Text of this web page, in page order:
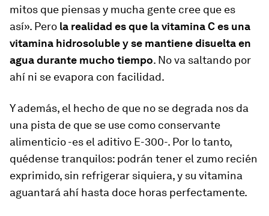
mitos que piensas y mucha gente cree que es
así». Pero la realidad es que la vitamina C es una
vitamina hidrosoluble y se mantiene disuelta en
agua durante mucho tiempo. No va saltando por
ahí ni se evapora con facilidad.
Y además, el hecho de que no se degrada nos da
una pista de que se use como conservante
alimenticio -es el aditivo E-300-. Por lo tanto,
quédense tranquilos: podrán tener el zumo recién
exprimido, sin refrigerar siquiera, y su vitamina
aguantará ahí hasta doce horas perfectamente.